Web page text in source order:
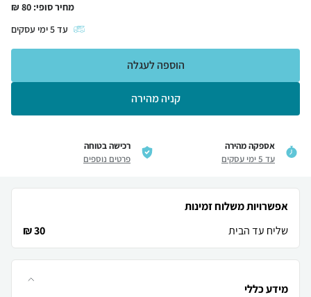
מחיר סופי: 80
₪
עד5ימי עסקים
קניה מהירה
הוספה לעגלה
אספקה מהירה
עד 5 ימי עסקים
רכישה בטוחה
פרטים נוספים
אפשרויות משלוח זמינות
שליח עד הבית
30 ₪
מידע כללי